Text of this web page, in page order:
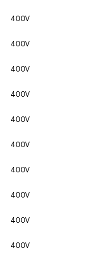
400V
400V
400V
400V
400V
400V
400V
400V
400V
400V